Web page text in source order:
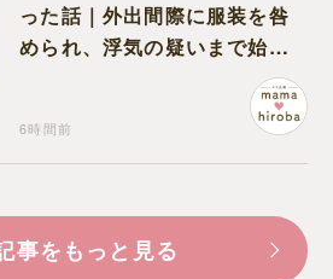
った話｜外出間際に服装を咎
められ、浮気の疑いまで始め
6時間前
事をもっと見る